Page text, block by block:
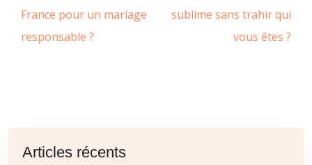
France pour un mariage
responsable ?
sublime sans trahir qui
vous êtes ?
Articles récents